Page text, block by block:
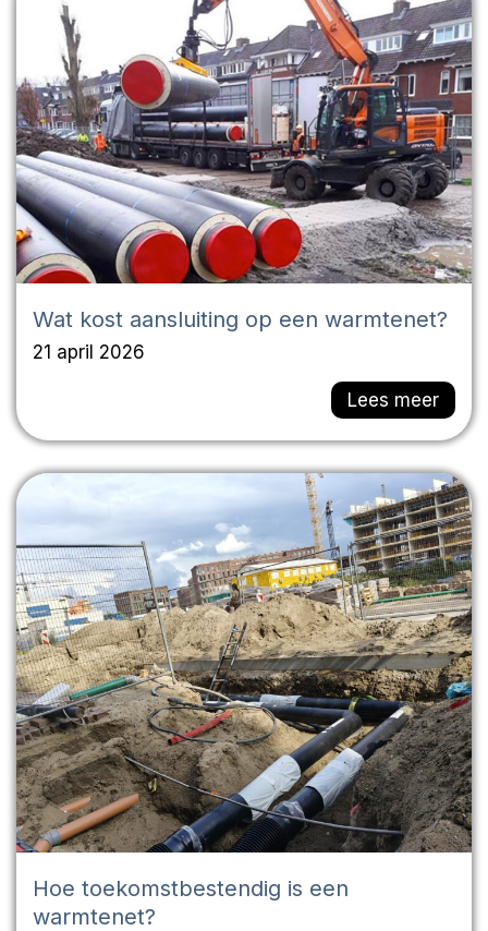
Wat kost aansluiting op een warmtenet?
21 april 2026
Lees meer
Hoe toekomstbestendig is een
warmtenet?